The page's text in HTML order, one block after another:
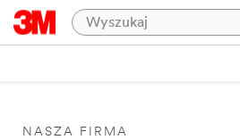
NASZA FIRMA